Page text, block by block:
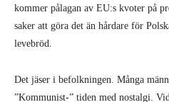
kommer pålagan av EU:s kvoter på
saker att göra det än hårdare för
levebröd.
Det jäser i befolkningen. Många
”Kommunist-” tiden med nostalgi.